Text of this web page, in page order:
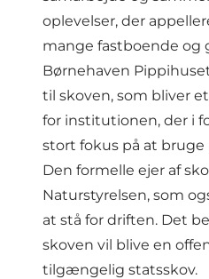
oplevelser, der
mange fastboende og
Børnehaven
til skoven, som bliver
for institutionen, der i
stort fokus på at bruge
Den formelle ejer af
Naturstyrelsen, som
at stå for driften. Det
skoven vil blive en
tilgængelig statsskov.